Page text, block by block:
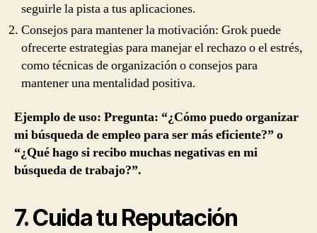
seguirle la pista a tus aplicaciones.
Consejos para mantener la motivación: Grok puede
ofrecerte estrategias para manejar el rechazo o el estrés,
como técnicas de organización o consejos para
mantener una mentalidad positiva.
Ejemplo de uso: Pregunta: “¿Cómo puedo organizar
mi búsqueda de empleo para ser más eficiente?” o
“¿Qué hago si recibo muchas negativas en mi
búsqueda de trabajo?”.
7. Cuida tu Reputación